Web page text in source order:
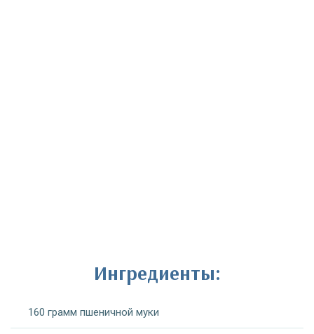
Ингредиенты:
160 грамм пшеничной муки